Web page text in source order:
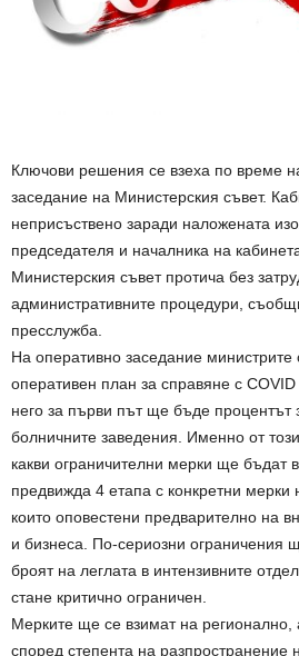
Ключови решения се взеха по време
заседание на Министерския съвет.
неприсъствено заради наложената
председателя и началника на
Министерския съвет протича без
административните процедури,
пресслужба.
На оперативно заседание
оперативен план за справяне с
него за първи път ще бъде процентът
болничните заведения. Именно от
какви ограничителни мерки ще бъдат
предвижда 4 етапа с конкретни мерки
които оповестени предварително на
и бизнеса. По-сериозни ограничения
броят на леглата в интензивните
стане критично ограничен.
Мерките ще се взимат на регионално,
според степента на разпространение